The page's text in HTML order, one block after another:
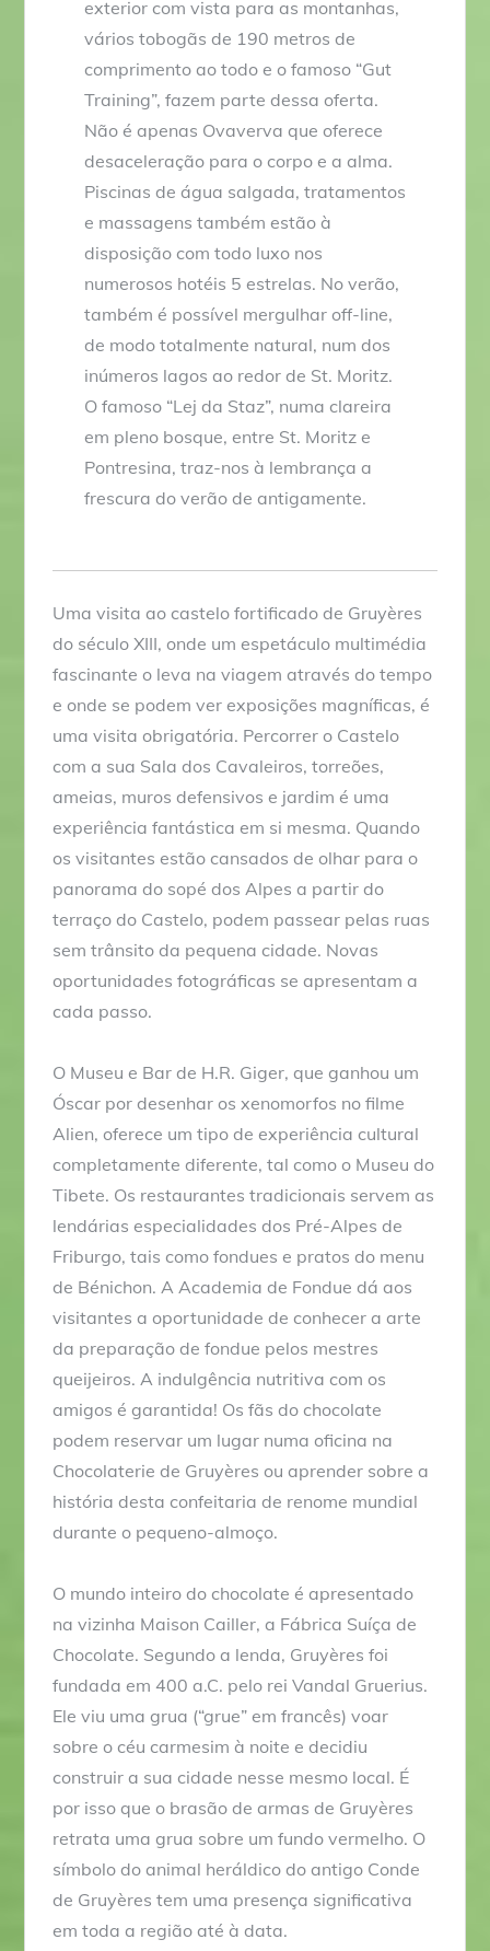
exterior com vista para as montanhas,
vários tobogãs de 190 metros de
comprimento ao todo e o famoso “Gut
Training”, fazem parte dessa oferta.
Não é apenas Ovaverva que oferece
desaceleração para o corpo e a alma.
Piscinas de água salgada, tratamentos
e massagens também estão à
disposição com todo luxo nos
numerosos hotéis 5 estrelas. No verão,
também é possível mergulhar off-line,
de modo totalmente natural, num dos
inúmeros lagos ao redor de St. Moritz.
O famoso “Lej da Staz”, numa clareira
em pleno bosque, entre St. Moritz e
Pontresina, traz-nos à lembrança a
frescura do verão de antigamente.
Uma visita ao castelo fortificado de Gruyères
do século XIII, onde um espetáculo multimédia
fascinante o leva na viagem através do tempo
e onde se podem ver exposições magníficas, é
uma visita obrigatória. Percorrer o Castelo
com a sua Sala dos Cavaleiros, torreões,
ameias, muros defensivos e jardim é uma
experiência fantástica em si mesma. Quando
os visitantes estão cansados de olhar para o
panorama do sopé dos Alpes a partir do
terraço do Castelo, podem passear pelas ruas
sem trânsito da pequena cidade. Novas
oportunidades fotográficas se apresentam a
cada passo.
O Museu e Bar de H.R. Giger, que ganhou um
Óscar por desenhar os xenomorfos no filme
Alien, oferece um tipo de experiência cultural
completamente diferente, tal como o Museu do
Tibete. Os restaurantes tradicionais servem as
lendárias especialidades dos Pré-Alpes de
Friburgo, tais como fondues e pratos do menu
de Bénichon. A Academia de Fondue dá aos
visitantes a oportunidade de conhecer a arte
da preparação de fondue pelos mestres
queijeiros. A indulgência nutritiva com os
amigos é garantida! Os fãs do chocolate
podem reservar um lugar numa oficina na
Chocolaterie de Gruyères ou aprender sobre a
história desta confeitaria de renome mundial
durante o pequeno-almoço.
O mundo inteiro do chocolate é apresentado
na vizinha Maison Cailler, a Fábrica Suíça de
Chocolate. Segundo a lenda, Gruyères foi
fundada em 400 a.C. pelo rei Vandal Gruerius.
Ele viu uma grua (“grue” em francês) voar
sobre o céu carmesim à noite e decidiu
construir a sua cidade nesse mesmo local. É
por isso que o brasão de armas de Gruyères
retrata uma grua sobre um fundo vermelho. O
símbolo do animal heráldico do antigo Conde
de Gruyères tem uma presença significativa
em toda a região até à data.